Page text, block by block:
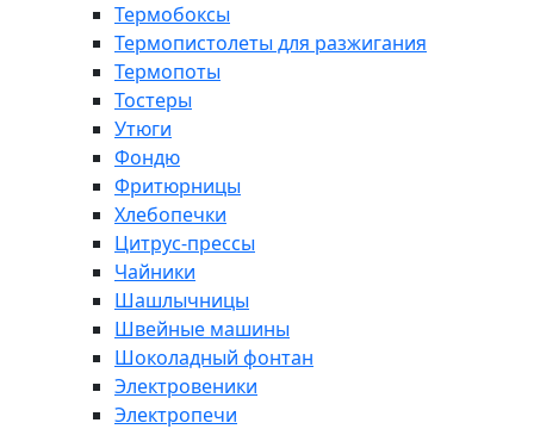
Термобоксы
Термопистолеты для разжигания
Термопоты
Тостеры
Утюги
Фондю
Фритюрницы
Хлебопечки
Цитрус-прессы
Чайники
Шашлычницы
Швейные машины
Шоколадный фонтан
Электровеники
Электропечи